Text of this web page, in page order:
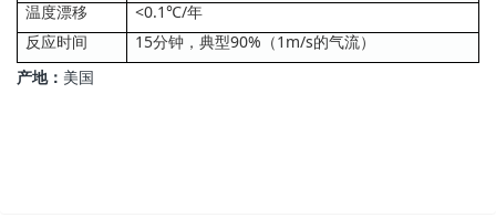
温度漂移
<0.1℃/年
反应时间
15分钟，典型90%（1m/s的气流）
产地： 美国